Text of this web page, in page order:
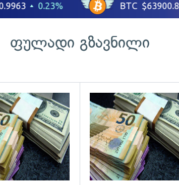
ფულადი გზავნილი
გადახედვა